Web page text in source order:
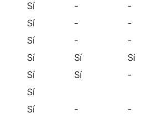
Sí -
-
Sí -
-
Sí -
-
Sí Sí
Sí
Sí Sí
-
Sí
Sí -
-